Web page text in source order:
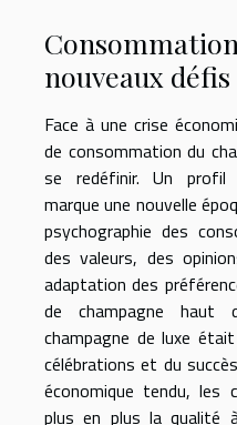
nouveaux défis
Face à une crise
de consommation du
se redéfinir. Un profil
marque une nouvelle
psychographie des
des valeurs, des
adaptation des
de champagne haut
champagne de luxe
célébrations et du
économique tendu, les
plus en plus la qualité